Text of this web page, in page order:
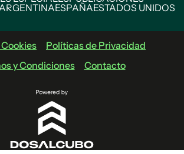
ARGENTINAESPAÑAESTADOS UNIDOS
Políticas de Privacidad
y Condiciones
Contacto